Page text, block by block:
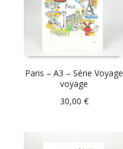
Paris – A3 – Série Voyage
voyage
30,00 €